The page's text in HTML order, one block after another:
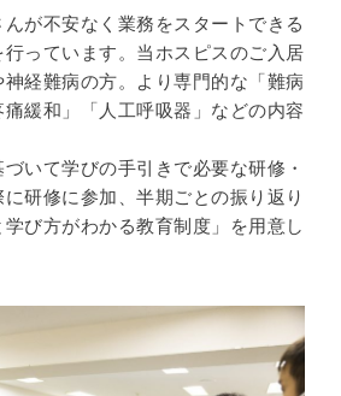
が不安なく業務をスタートできる
っています。当ホスピスのご入居
経難病の方。より専門的な「難病
緩和」「人工呼吸器」などの内容
いて学びの手引きで必要な研修・
研修に参加、半期ごとの振り返り
び方がわかる教育制度」を用意し